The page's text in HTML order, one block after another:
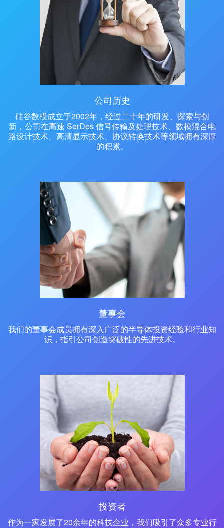
公司历史
硅谷数模成立于2002年，经过二十年的研发、探索与创
新，公司在高速 SerDes 信号传输及处理技术、数模混合电
路设计技术、高清显示技术、协议转换技术等领域拥有深厚
的积累。
董事会
我们的董事会成员拥有深入广泛的半导体投资经验和行业知
识，指引公司创造突破性的先进技术。
投资者
作为一家发展了20余年的科技企业，我们吸引了众多专业行